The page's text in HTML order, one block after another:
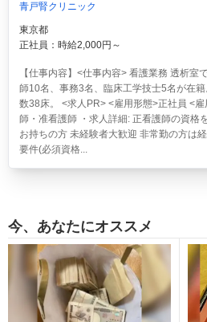
青戸腎クリニック
東京都
正社員：時給2,000円～
【仕事内容】<仕事内容> 看護業務 透析室
師10名、事務3名、臨床工学技士5名が在
数38床。 <求人PR> <雇用形態>正社員 <
師・准看護師 ・求人詳細: 正看護師の資格
お持ちの方 未経験者大歓迎 非常勤の方は
要件(必須資格...
今、あなたにオススメ